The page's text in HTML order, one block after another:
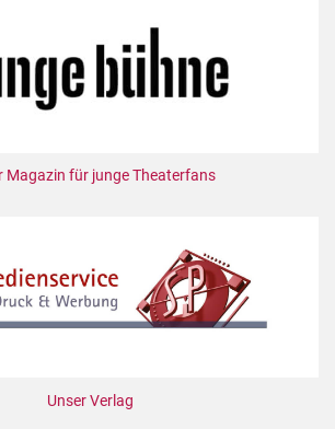
Magazin für junge Theaterfans
Unser Verlag